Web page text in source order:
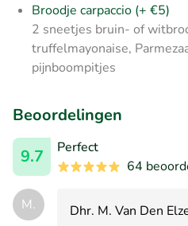
Broodje carpaccio (+ €5)
2 sneetjes bruin- of
truffelmayonaise,
pijnboompitjes
Beoordelingen
9.7
Perfect
64
M.
Dhr. M. Van Den